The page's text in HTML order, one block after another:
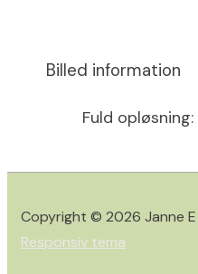
Billed information
Fuld opløsning:
Copyright © 2026 Janne
Responsiv tema